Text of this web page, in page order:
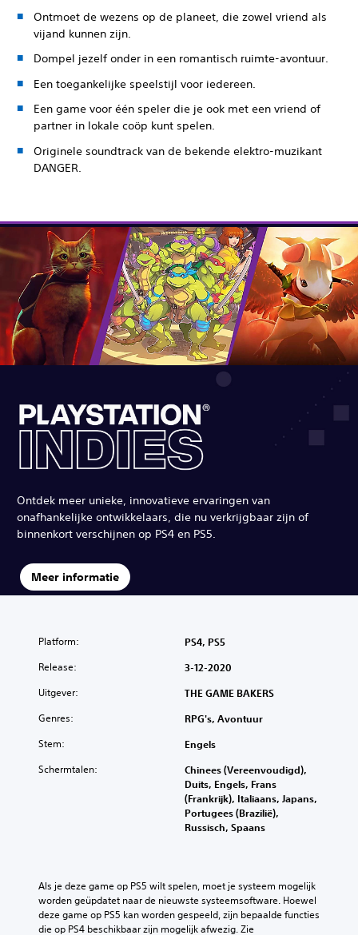
Ontmoet de wezens op de planeet, die zowel vriend als
vijand kunnen zijn.
Dompel jezelf onder in een romantisch ruimte-avontuur.
Een toegankelijke speelstijl voor iedereen.
Een game voor één speler die je ook met een vriend of
partner in lokale coöp kunt spelen.
Originele soundtrack van de bekende elektro-muzikant
DANGER.
Ontdek meer unieke, innovatieve ervaringen van
onafhankelijke ontwikkelaars, die nu verkrijgbaar zijn of
binnenkort verschijnen op PS4 en PS5.
Meer informatie
Platform: PS4, PS5
Release: 3-12-2020
Uitgever: THE GAME BAKERS
Genres: RPG's, Avontuur
Stem: Engels
Schermtalen:
Chinees (Vereenvoudigd),
Duits, Engels, Frans
(Frankrijk), Italiaans, Japans,
Portugees (Brazilië),
Russisch, Spaans
Als je deze game op PS5 wilt spelen, moet je systeem mogelijk
worden geüpdatet naar de nieuwste systeemsoftware. Hoewel
deze game op PS5 kan worden gespeeld, zijn bepaalde functies
die op PS4 beschikbaar zijn mogelijk afwezig. Zie